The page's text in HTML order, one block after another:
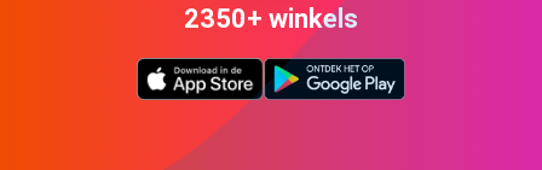
2350+ winkels